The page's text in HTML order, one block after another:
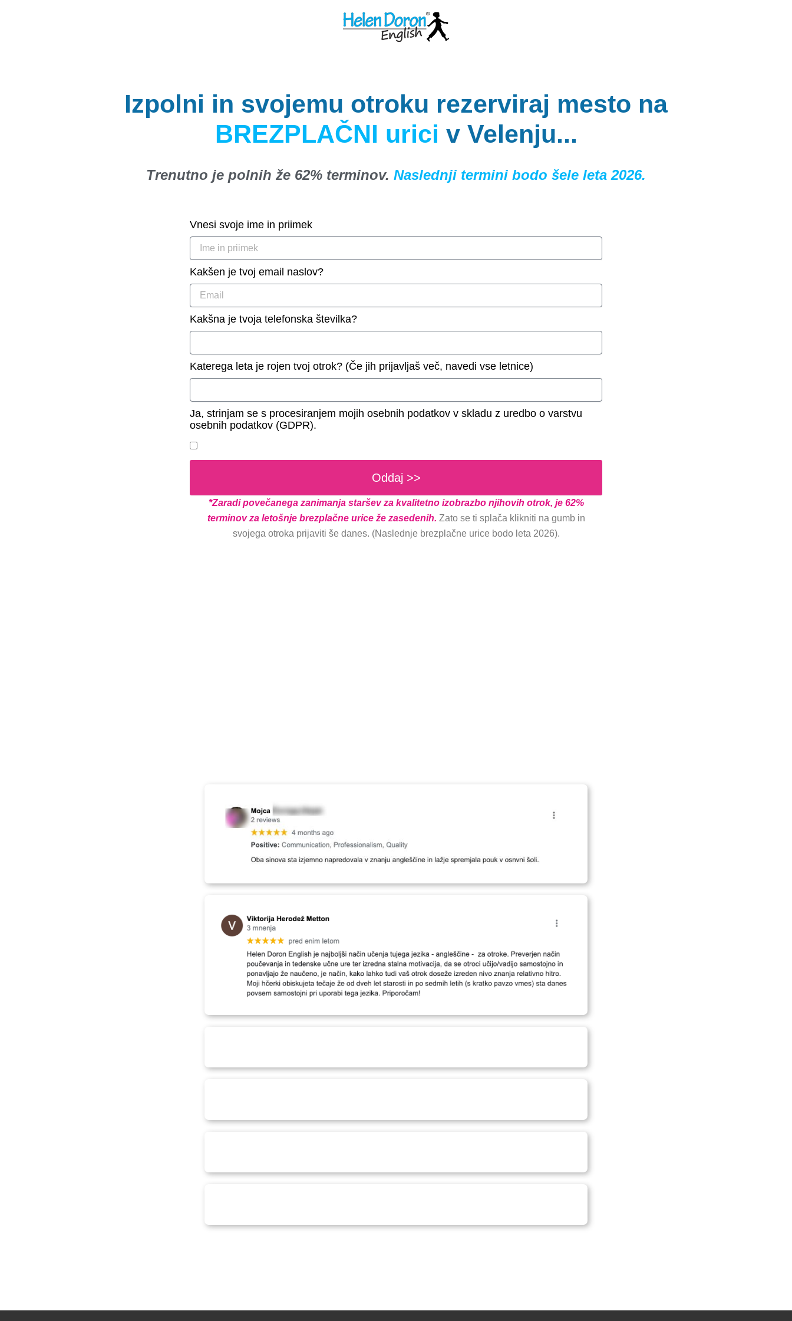
Izpolni in svojemu otroku rezerviraj mesto na
BREZPLAČNI urici v Velenju...
Trenutno je polnih že 62% terminov. Naslednji termini bodo šele leta 2026.
Vnesi svoje ime in priimek
Kakšen je tvoj email naslov?
Kakšna je tvoja telefonska številka?
Katerega leta je rojen tvoj otrok? (Če jih prijavljaš več, navedi vse letnice)
Ja, strinjam se s procesiranjem mojih osebnih podatkov v skladu z uredbo o varstvu
osebnih podatkov (GDPR).
Oddaj >>
*Zaradi povečanega zanimanja staršev za kvalitetno izobrazbo njihovih otrok, je 62%
terminov za letošnje brezplačne urice že zasedenih. Zato se ti splača klikniti na gumb in
svojega otroka prijaviti še danes. (Naslednje brezplačne urice bodo leta 2026).